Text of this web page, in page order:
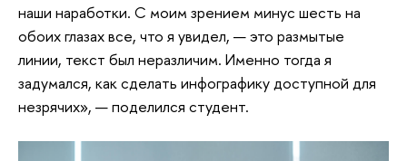
наши наработки. С моим зрением минус шесть на
обоих глазах все, что я увидел, — это размытые
линии, текст был неразличим. Именно тогда я
задумался, как сделать инфографику доступной для
незрячих», — поделился студент.